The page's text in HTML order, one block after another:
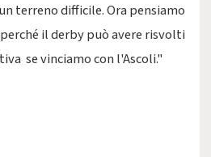
terreno difficile. Ora pensiamo
il derby può avere risvolti
se vinciamo con l'Ascoli."